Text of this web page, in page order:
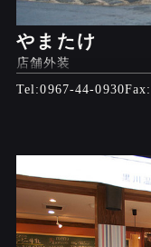
やまたけ
店舗外装
0967-44-0930